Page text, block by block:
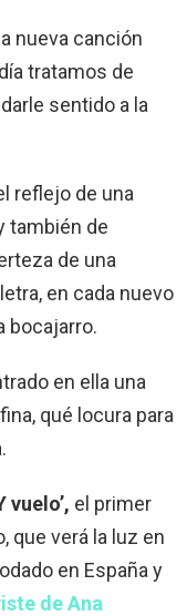
nueva canción
tratamos de
sentido a la
reflejo de una
también de
de una
en cada nuevo
bocajarro.
en ella una
qué locura para
vuelo’, el primer
que verá la luz en
en España y
de Ana